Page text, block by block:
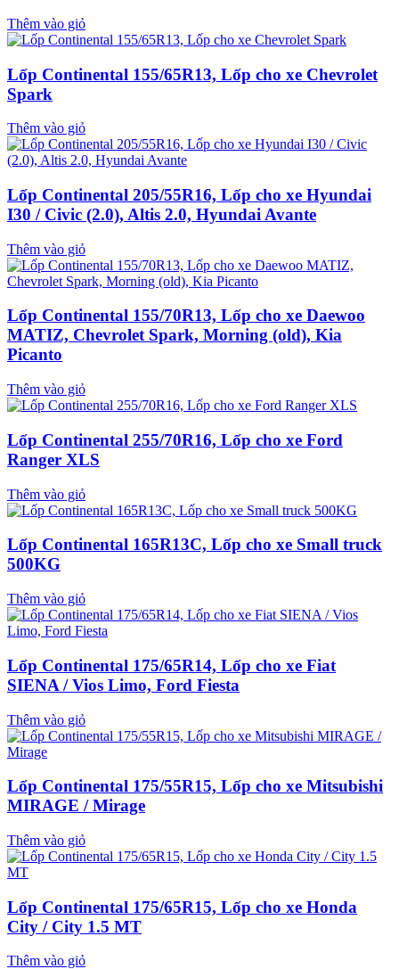
Thêm vào giỏ
Lốp Continental 155/65R13, Lốp cho xe Chevrolet
Spark
Thêm vào giỏ
Lốp Continental 205/55R16, Lốp cho xe Hyundai
I30 / Civic (2.0), Altis 2.0, Hyundai Avante
Thêm vào giỏ
Lốp Continental 155/70R13, Lốp cho xe Daewoo
MATIZ, Chevrolet Spark, Morning (old), Kia
Picanto
Thêm vào giỏ
Lốp Continental 255/70R16, Lốp cho xe Ford
Ranger XLS
Thêm vào giỏ
Lốp Continental 165R13C, Lốp cho xe Small truck
500KG
Thêm vào giỏ
Lốp Continental 175/65R14, Lốp cho xe Fiat
SIENA / Vios Limo, Ford Fiesta
Thêm vào giỏ
Lốp Continental 175/55R15, Lốp cho xe Mitsubishi
MIRAGE / Mirage
Thêm vào giỏ
Lốp Continental 175/65R15, Lốp cho xe Honda
City / City 1.5 MT
Thêm vào giỏ